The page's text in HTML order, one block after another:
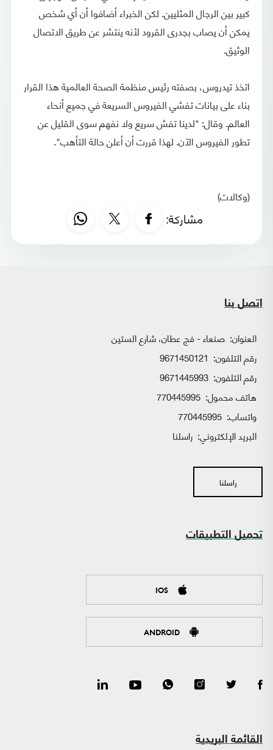
كبير بين الرجال المثليين. لكن الخبراء أضافوا أن أي شخص
يمكن أن يصاب بجدرى القرود لأنه ينتشر عن طريق الاتصال
الوثيق.
اتخذ تيدروس، بصفته رئيس منظمة الصحة العالمية هذا القرار
بناء على بيانات تفشي الفيروس السريعة في جميع أنحاء
العالم. وقال: "لدينا تفش سريع ولا نفهم سوى القليل عن
تطور الفيروس الآن. لهذا قررت أن أعلن حالة التأهب".
(وكالات)
مشاركة:
اتصل بنا
العنوان: صنعاء - فج عطان، شارع الستين
رقم التلفون: 9671450121
رقم التلفون: 9671445993
هاتف محمول: 770445995
واتساب:
البريد الإلكتروني: راسلنا
راسلنا
تحميل التطبيقات
IOS
ANDROID
القائمة البريدية